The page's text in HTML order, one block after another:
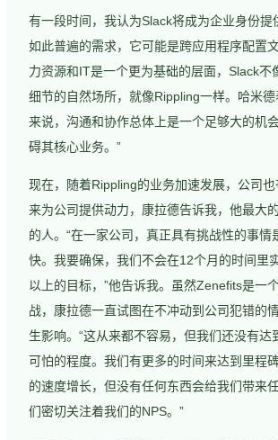
有一段时间，我认为Slack将成为企业身份提
如此普遍的需求，它可能是跨应用程序配置
力资源和IT是一个更为基础的层面，Slack不
细节的自然场所，就像Rippling一样。哈米德
来说，沟通和协作总体上是一个足够大的机
碍其核心业务。”
现在，随着Rippling的业务加速发展，公司
来为公司提供动力，康拉德告诉我，他最大
的人。“在一家公司，真正具有挑战性的事情
快。我要确保，我们不会在12个月的时间里
以上的目标，”他告诉我。虽然Zenefits是一
战，康拉德一直试图在不冲动到公司犯错的
生影响。“这从来都不容易，但我们还没有达
可怕的程度。我们有更多的时间来达到里程
的速度增长，但没有任何东西会给我们带来
们密切关注着我们的NPS。”